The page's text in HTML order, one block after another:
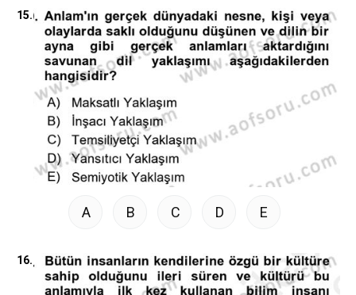
15.
A B C D E
16.